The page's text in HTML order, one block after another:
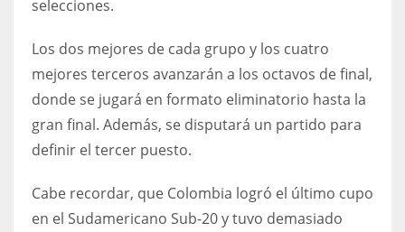
selecciones.
Los dos mejores de cada grupo y los cuatro
mejores terceros avanzarán a los octavos de final,
donde se jugará en formato eliminatorio hasta la
gran final. Además, se disputará un partido para
definir el tercer puesto.
Cabe recordar, que Colombia logró el último cupo
en el Sudamericano Sub-20 y tuvo demasiado